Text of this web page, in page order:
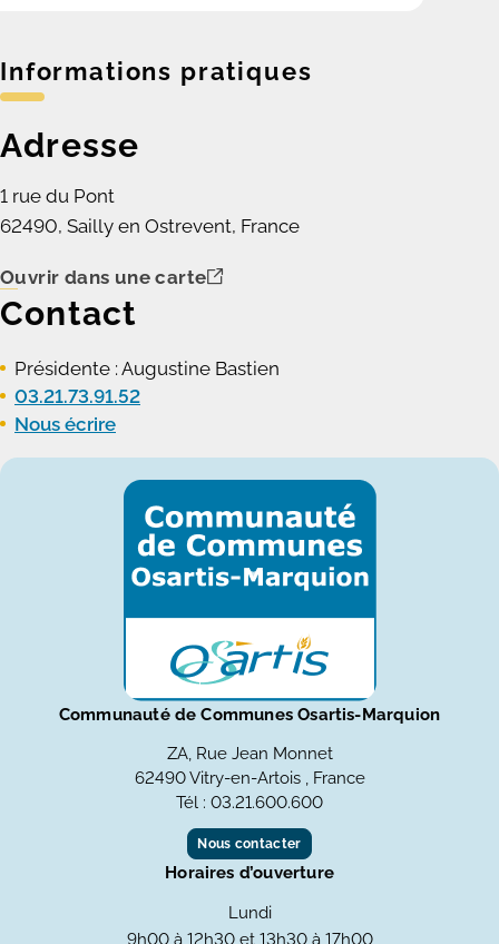
Informations pratiques
Adresse
1 rue du Pont
62490, Sailly en Ostrevent, France
Ouvrir dans une carte
Contact
Présidente : Augustine Bastien
03.21.73.91.52
Nous écrire
Communauté de Communes Osartis-Marquion
ZA, Rue Jean Monnet
62490 Vitry-en-Artois , France
Tél : 03.21.600.600
Nous contacter
Horaires d’ouverture
Lundi
9h00 à 12h30 et 13h30 à 17h00